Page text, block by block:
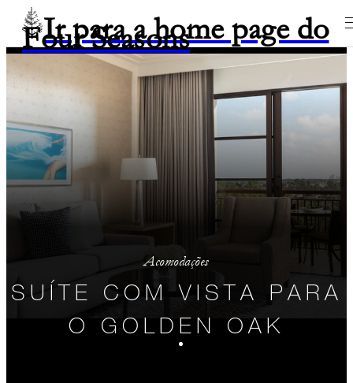
Ir para a home page do
Four Seasons
Acomodações
SUÍTE COM VISTA PARA
O GOLDEN OAK